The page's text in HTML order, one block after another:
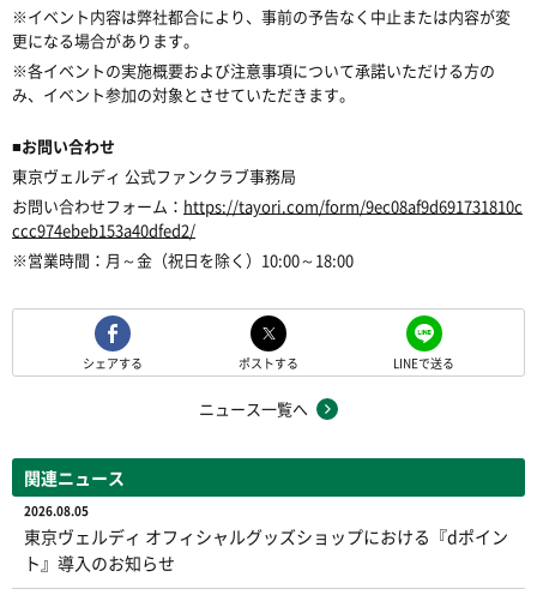
※イベント内容は弊社都合により、事前の予告なく中止または内容が変
更になる場合があります。
※各イベントの実施概要および注意事項について承諾いただける方の
み、イベント参加の対象とさせていただきます。
■お問い合わせ
東京ヴェルディ 公式ファンクラブ事務局
お問い合わせフォーム： https://tayori.com/form/9ec08af9d691731810c
ccc974ebeb153a40dfed2/
※営業時間：月～金（祝日を除く）10:00～18:00
シェアする ポストする LINEで送る
ニュース一覧へ
関連ニュース
2026.08.05
東京ヴェルディ オフィシャルグッズショップにおける『dポイン
ト』導入のお知らせ